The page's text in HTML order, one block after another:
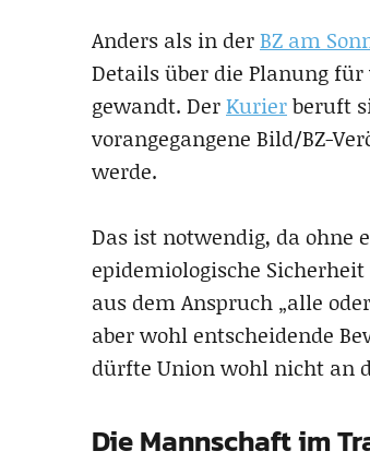
Anders als in derBZ am
Details über die Planung
gewandt. DerKurierberuft
vorangegangene Bild/BZ-
werde.
Das ist notwendig, da ohne
epidemiologische
aus dem Anspruch „alle
aber wohl entscheidende
dürfte Union wohl nicht an
Die Mannschaft im